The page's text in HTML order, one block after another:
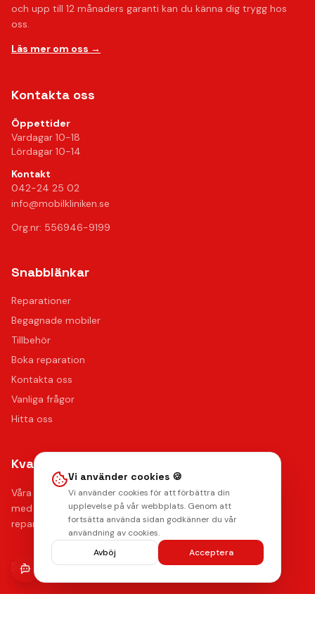
och upp till 12 månaders garanti kan du känna dig trygg hos
oss.
Läs mer om oss →
Kontakta oss
Öppettider
Vardagar 10-18
Lördagar 10-14
Kontakt
042-24 25 02
info@mobilkliniken.se
Org.nr: 556946-9199
Snabblänkar
Reparationer
Begagnade mobiler
Tillbehör
Boka reparation
Kontakta oss
Vanliga frågor
Hitta oss
Kvalitet & Garanti
Våra certifierade tekniker använder de bästa reservdelarna
med upp till 12 månaders funktionsgaranti på samtliga
reparationer.
Se våra reparationer → Lämna ett omdöme
Vi använder cookies 🍪
Vi använder cookies för att förbättra din
upplevelse på vår webbplats. Genom att
fortsätta använda sidan godkänner du vår
användning av cookies.
Avböj
Acceptera